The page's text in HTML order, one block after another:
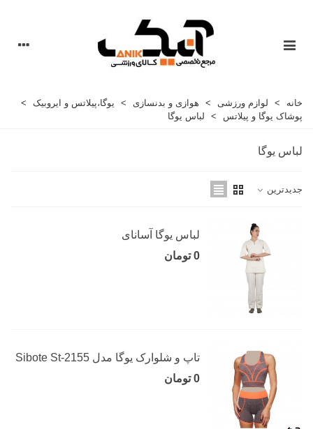
خانه > لوازم ورزشی > هوازی و بدنسازی > یوگا،پیلاتس و ایروبیک
>
پوشاک یوگا و پیلاتس
> لباس یوگا
لباس یوگا
جدیدترین
لباس یوگا آسانای
0 تومان
تاپ و شلوارک یوگا مدل Sibote St-2155
0 تومان